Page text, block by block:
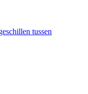
tussen